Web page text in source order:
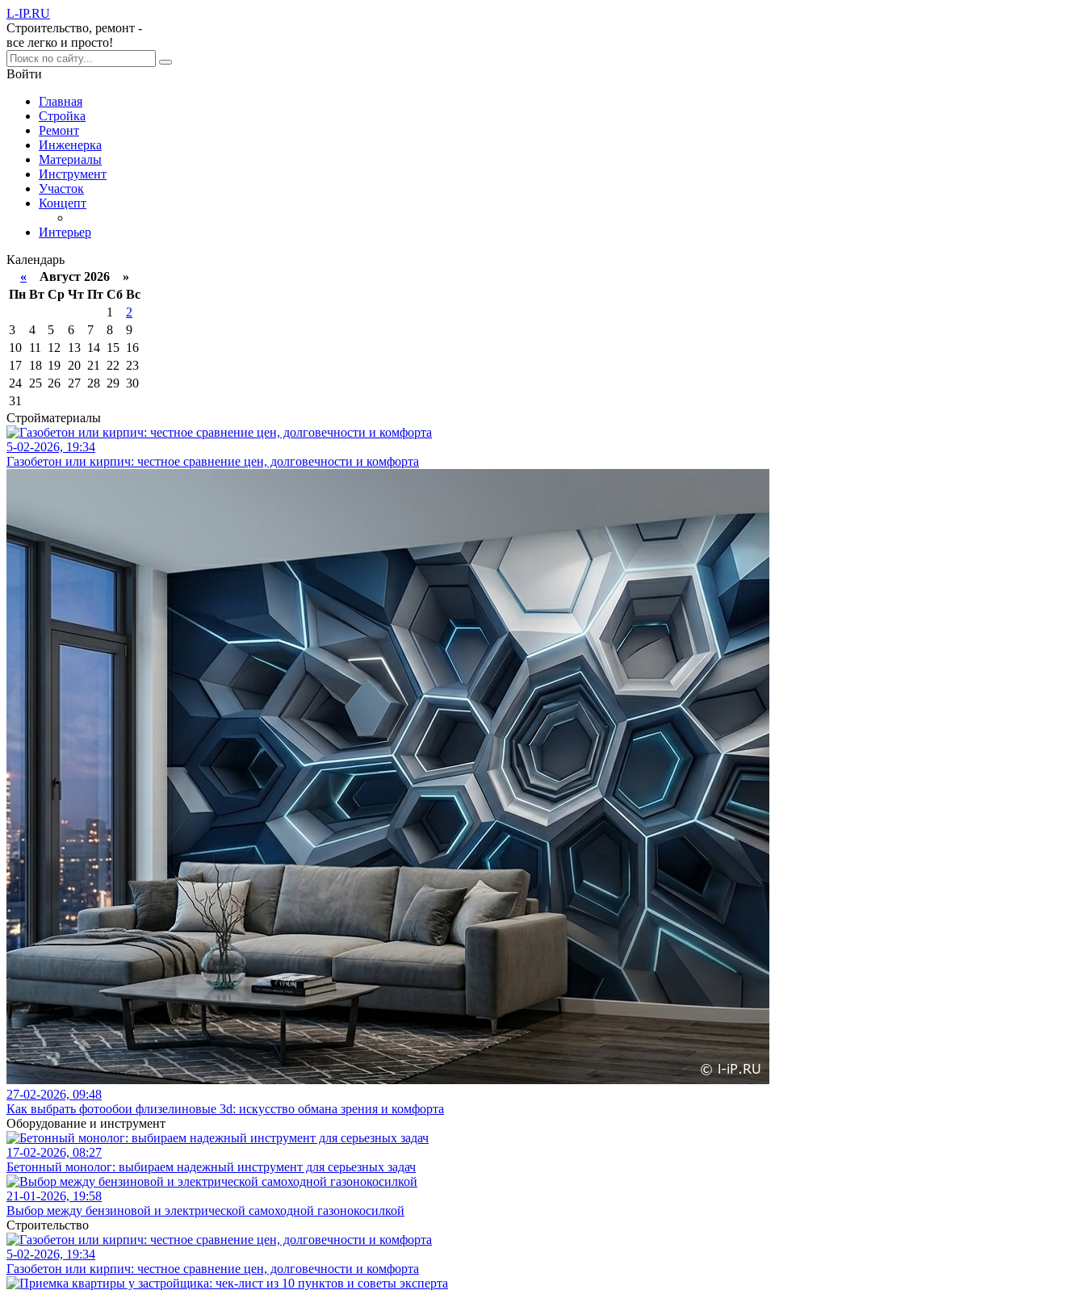
L-IP.RU
Строительство, ремонт -
все легко и просто!
Войти
Главная
Стройка
Ремонт
Инженерка
Материалы
Инструмент
Участок
Концепт
Интерьер
Календарь
« Август 2026 »
Пн Вт Ср Чт Пт Сб Вс
1
2
3
4 5 6 7 8
9
10 11 12 13 14 15 16
17 18 19 20 21 22 23
24 25 26 27 28 29 30
31
Стройматериалы
5-02-2026, 19:34
Газобетон или кирпич: честное сравнение цен, долговечности и комфорта
27-02-2026, 09:48
Как выбрать фотообои флизелиновые 3d: искусство обмана зрения и комфорта
Оборудование и инструмент
17-02-2026, 08:27
Бетонный монолог: выбираем надежный инструмент для серьезных задач
21-01-2026, 19:58
Выбор между бензиновой и электрической самоходной газонокосилкой
Строительство
5-02-2026, 19:34
Газобетон или кирпич: честное сравнение цен, долговечности и комфорта